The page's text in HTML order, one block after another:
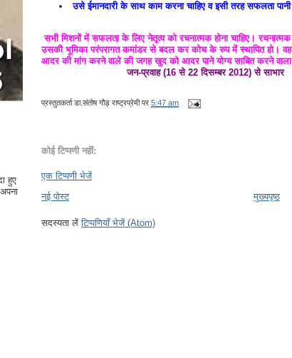
हुए
उसे ईमानदारी के साथ काम करना चाहिए व इसी तरह सफलता पानी
सभी मिशनों में सफलता के लिए नेतृत्व को रचनात्मक होना चाहिए।
उसकी भूमिका परंपरागत कमांडर से बदल कर कोच के रुप में स्थापित
आदर की मांग करने वाले की जगह खुद को आदर पाने योग्य साबित करने वाला
जन-प्रवाह (16 से 22 दिसम्बर 2012) से साभार
प्रस्तुतकर्ताडा.संतोष गौड़ राष्ट्रप्रेमी पर5:47 am
कोई टिप्पणी नहीं:
एक टिप्पणी भेजें
नई पोस्ट
मुख्यपृष्ठ
सदस्यता लेंटिप्पणियाँ भेजें (Atom)